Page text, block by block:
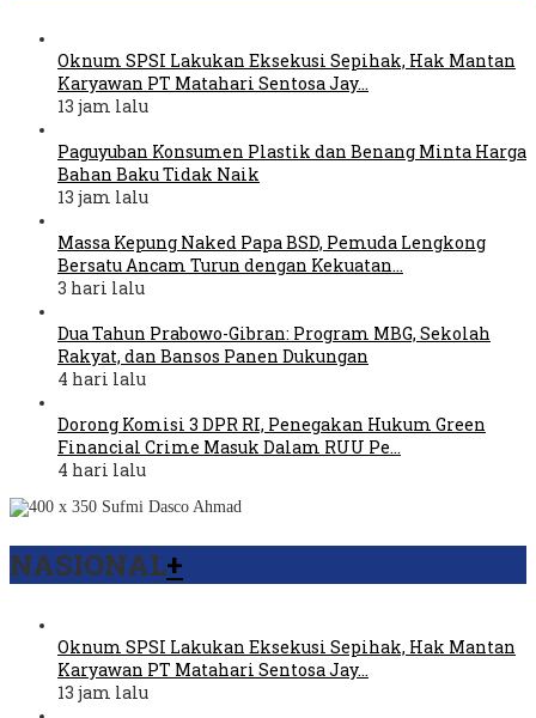
Oknum SPSI Lakukan Eksekusi Sepihak, Hak Mantan
Karyawan PT Matahari Sentosa Jay…
13 jam lalu
Paguyuban Konsumen Plastik dan Benang Minta Harga
Bahan Baku Tidak Naik
13 jam lalu
Massa Kepung Naked Papa BSD, Pemuda Lengkong
Bersatu Ancam Turun dengan Kekuatan…
3 hari lalu
Dua Tahun Prabowo-Gibran: Program MBG, Sekolah
Rakyat, dan Bansos Panen Dukungan
4 hari lalu
Dorong Komisi 3 DPR RI, Penegakan Hukum Green
Financial Crime Masuk Dalam RUU Pe…
4 hari lalu
NASIONAL+
Oknum SPSI Lakukan Eksekusi Sepihak, Hak Mantan
Karyawan PT Matahari Sentosa Jay…
13 jam lalu